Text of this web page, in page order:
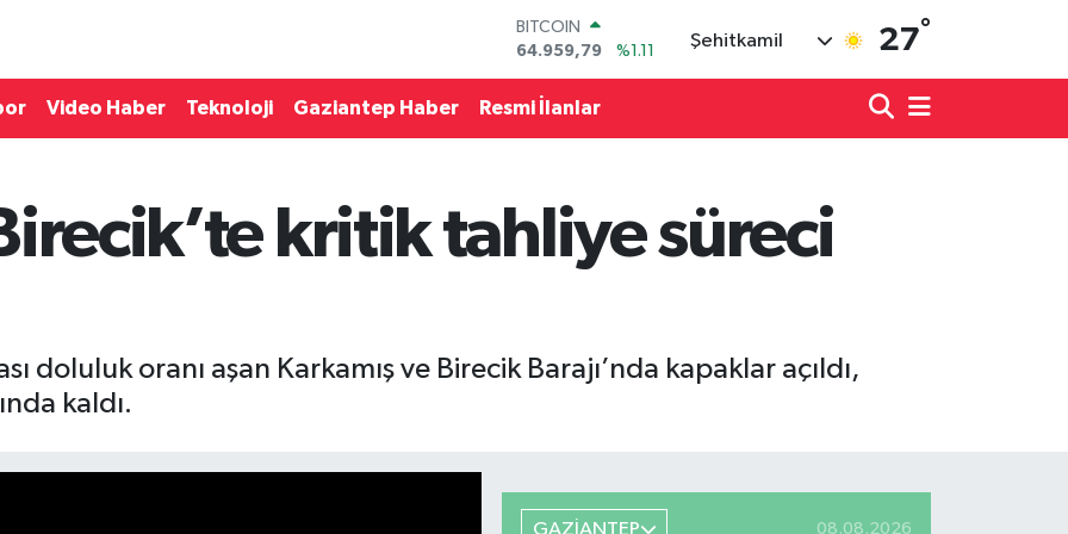
DOLAR
47,7436
%0.18
EURO
55,2510
BİST100
13.779
%-14
BITCOIN
Şehitkamil 27°
Video Haber Teknoloji Gaziantep Haber Resmi İlanlar
kritik tahliye süreci
doluluk oranı aşan Karkamış ve Birecik Barajı’nda kapaklar açıldı,
kaldı.
GAZİANTEP 08.08.2026